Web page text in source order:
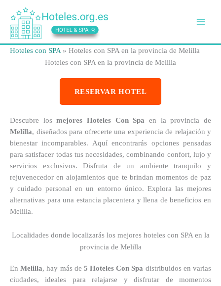
contenido
Hoteles con SPA » Hoteles con SPA en la provincia de Melilla
Hoteles con SPA en la provincia de Melilla
RESERVAR HOTEL
Descubre losmejores Hoteles Con Spa en la provincia de
Melilla, diseñados para ofrecerte una experiencia de relajación y
bienestar incomparables. Aquí encontrarás opciones pensadas
para satisfacer todas tus necesidades, combinando confort, lujo y
servicios exclusivos. Disfruta de un ambiente tranquilo y
rejuvenecedor en alojamientos que te brindan momentos de paz
y cuidado personal en un entorno único. Explora las mejores
alternativas para una estancia placentera y llena de beneficios en
Melilla.
Localidades donde localizarás los mejores hoteles con SPA en la
provincia de Melilla
EnMelilla, hay más de 5 Hoteles Con Spa distribuidos en varias
ciudades, ideales para relajarse y disfrutar de momentos